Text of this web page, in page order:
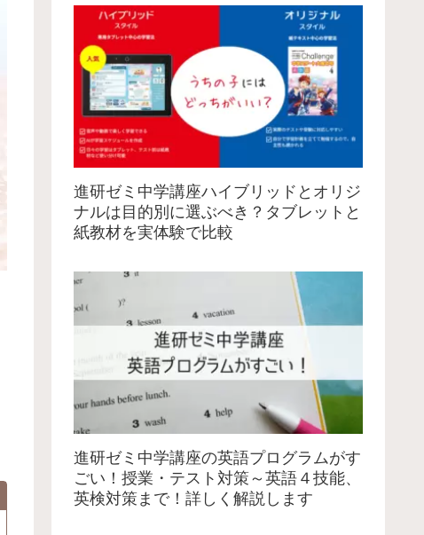
進研ゼミ中学講座ハイブリッドとオリジ
ナルは目的別に選ぶべき？タブレットと
紙教材を実体験で比較
進研ゼミ中学講座の英語プログラムがす
ごい！授業・テスト対策～英語４技能、
英検対策まで！詳しく解説します